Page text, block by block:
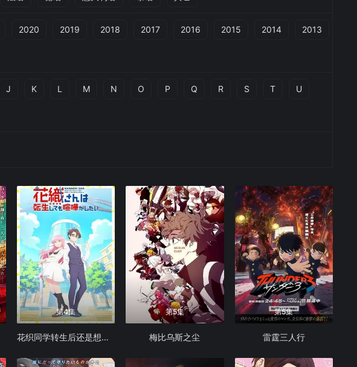
2020 2019 2018 2017 2016 2015 2014 2013
J K L M N O P Q R S T U
第4集
花织同学转生后还是想干架
第5集
梅比乌斯之尘
第5集
雷霆三人行